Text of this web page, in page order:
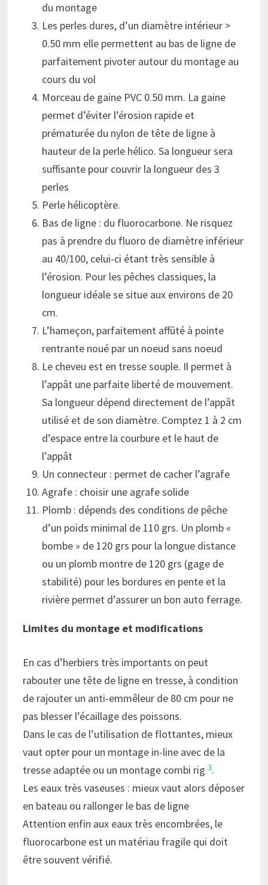
du montage
Les perles dures, d’un diamètre intérieur >
0.50 mm elle permettent au bas de ligne de
parfaitement pivoter autour du montage au
cours du vol
Morceau de gaine PVC 0.50 mm. La gaine
permet d’éviter l’érosion rapide et
prématurée du nylon de tête de ligne à
hauteur de la perle hélico. Sa longueur sera
suffisante pour couvrir la longueur des 3
perles
Perle hélicoptère.
Bas de ligne : du fluorocarbone. Ne risquez
pas à prendre du fluoro de diamètre inférieur
au 40/100, celui-ci étant très sensible à
l’érosion. Pour les pêches classiques, la
longueur idéale se situe aux environs de 20
cm.
L’hameçon, parfaitement affûté à pointe
rentrante noué par un noeud sans noeud
Le cheveu est en tresse souple. Il permet à
l’appât une parfaite liberté de mouvement.
Sa longueur dépend directement de l’appât
utilisé et de son diamètre. Comptez 1 à 2 cm
d’espace entre la courbure et le haut de
l’appât
Un connecteur : permet de cacher l’agrafe
Agrafe : choisir une agrafe solide
Plomb : dépends des conditions de pêche
d’un poids minimal de 110 grs. Un plomb «
bombe » de 120 grs pour la longue distance
ou un plomb montre de 120 grs (gage de
stabilité) pour les bordures en pente et la
rivière permet d’assurer un bon auto ferrage.
Limites du montage et modifications
En cas d’herbiers très importants on peut
rabouter une tête de ligne en tresse, à condition
de rajouter un anti-emmêleur de 80 cm pour ne
pas blesser l’écaillage des poissons.
Dans le cas de l’utilisation de flottantes, mieux
vaut opter pour un montage in-line avec de la
tresse adaptée ou un montage combi rig 3.
Les eaux très vaseuses : mieux vaut alors déposer
en bateau ou rallonger le bas de ligne
Attention enfin aux eaux très encombrées, le
fluorocarbone est un matériau fragile qui doit
être souvent vérifié.